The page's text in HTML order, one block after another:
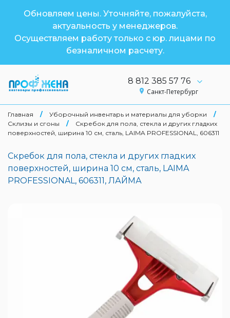
Обновляем цены. Уточняйте, пожалуйста,
актуальность у менеджеров.
Осуществляем работу только с юр. лицами по
безналичном расчету.
8 812 385 57 76
Санкт-Петербург
Главная / Уборочный инвентарь и материалы для уборки
/
Склизы и сгоны
/
Скребок для пола, стекла и других гладких
поверхностей, ширина 10 см, сталь, LAIMA PROFESSIONAL, 606311
Скребок для пола, стекла и других гладких
поверхностей, ширина 10 см, сталь, LAIMA
PROFESSIONAL, 606311, ЛАЙМА